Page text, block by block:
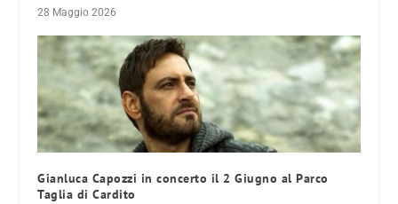
28 Maggio 2026
Gianluca Capozzi in concerto il 2 Giugno al Parco
Taglia di Cardito